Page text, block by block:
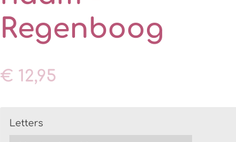
Regenboog
€ 12,95
Letters